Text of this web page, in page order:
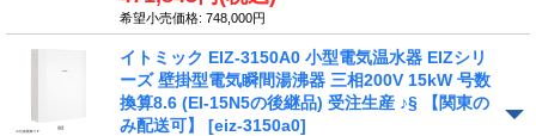
希望小売価格: 748,000円
イトミック EIZ-3150A0 小型電気温水器 EIZシリ
ーズ 壁掛型電気瞬間湯沸器 三相200V 15kW 号数
換算8.6 (EI-15N5の後継品) 受注生産 ♪§ 【関東の
み配送可】 [eiz-3150a0]